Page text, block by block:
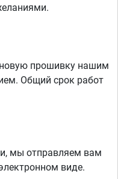
прошивку нашим
Общий срок работ
мы отправляем вам
виде.